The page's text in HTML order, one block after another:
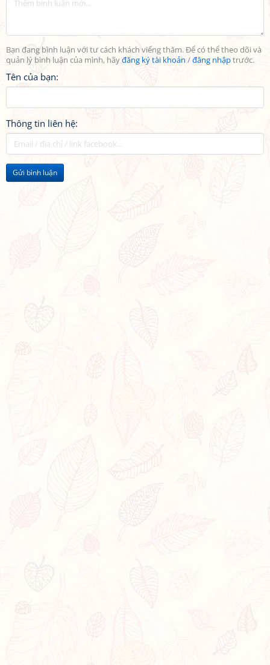
Bạn đang bình luận với tư cách khách viếng thăm. Để có thể theo dõi và
quản lý bình luận của mình, hãyđăng ký tài khoản /đăng nhậptrước.
Tên của bạn:
Thông tin liên hệ:
Gửi bình luận